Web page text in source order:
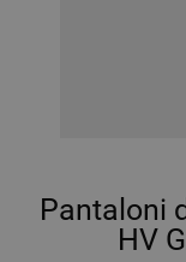
Pantaloni
HV